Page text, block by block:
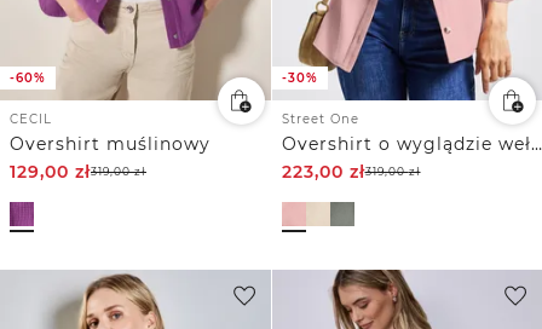
-60%
CECIL
Overshirt muślinowy
129,00 zł319,00zł
-30%
Street One
Overshirt o wyglądzie wełny
223,00 zł319,00zł